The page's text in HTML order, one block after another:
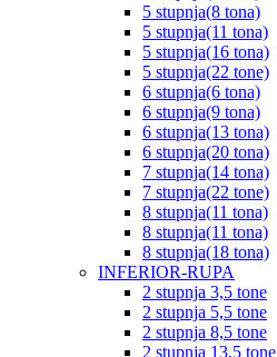
5 stupnja(8 tona)
5 stupnja(11 tona)
5 stupnja(16 tona)
5 stupnja(22 tone)
6 stupnja(6 tona)
6 stupnja(9 tona)
6 stupnja(13 tona)
6 stupnja(20 tona)
7 stupnja(14 tona)
7 stupnja(22 tone)
8 stupnja(11 tona)
8 stupnja(11 tona)
8 stupnja(18 tona)
INFERIOR-RUPA
2 stupnja 3,5 tone
2 stupnja 5,5 tone
2 stupnja 8,5 tone
2 stupnja 13,5 tone